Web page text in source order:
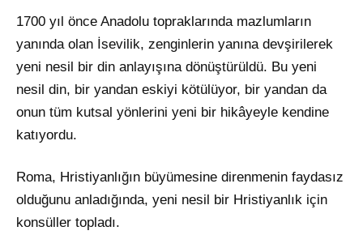
1700 yıl önce Anadolu topraklarında mazlumların
yanında olan İsevilik, zenginlerin yanına devşirilerek
yeni nesil bir din anlayışına dönüştürüldü. Bu yeni
nesil din, bir yandan eskiyi kötülüyor, bir yandan da
onun tüm kutsal yönlerini yeni bir hikâyeyle kendine
katıyordu.
Roma, Hristiyanlığın büyümesine direnmenin faydasız
olduğunu anladığında, yeni nesil bir Hristiyanlık için
konsüller topladı.